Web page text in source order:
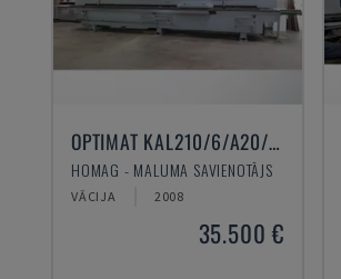
OPTIMAT KAL210/6/A20/S2
HOMAG - MALUMA SAVIENOTĀJS
VĀCIJA 2008
35.500 €